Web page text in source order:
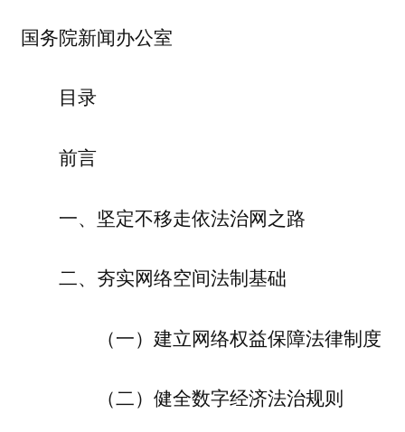
国务院新闻办公室
目录
前言
一、坚定不移走依法治网之路
二、夯实网络空间法制基础
（一）建立网络权益保障法律制度
（二）健全数字经济法治规则